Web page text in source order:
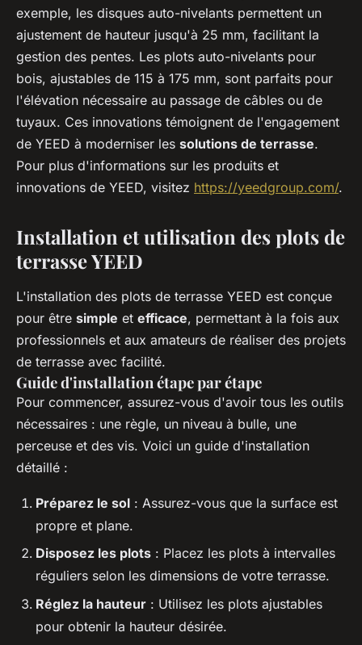
exemple, les disques auto-nivelants permettent un
ajustement de hauteur jusqu'à 25 mm, facilitant la
gestion des pentes. Les plots auto-nivelants pour
bois, ajustables de 115 à 175 mm, sont parfaits pour
l'élévation nécessaire au passage de câbles ou de
tuyaux. Ces innovations témoignent de l'engagement
de YEED à moderniser les solutions de terrasse.
Pour plus d'informations sur les produits et
innovations de YEED, visitez https://yeedgroup.com/.
Installation et utilisation des plots de
terrasse YEED
L'installation des plots de terrasse YEED est conçue
pour être simple et efficace, permettant à la fois aux
professionnels et aux amateurs de réaliser des projets
de terrasse avec facilité.
Guide d'installation étape par étape
Pour commencer, assurez-vous d'avoir tous les outils
nécessaires : une règle, un niveau à bulle, une
perceuse et des vis. Voici un guide d'installation
détaillé :
Préparez le sol : Assurez-vous que la surface est
propre et plane.
Disposez les plots : Placez les plots à intervalles
réguliers selon les dimensions de votre terrasse.
Réglez la hauteur : Utilisez les plots ajustables
pour obtenir la hauteur désirée.